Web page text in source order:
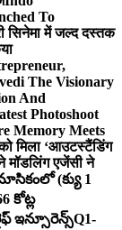
To
सिनेमा में जल्द दस्तक
The Visionary
And
Photoshoot
Memory Meets
को मिला ‘आउटस्टैंडिंग
मॉडलिंग एजेंसी ने
(క్యు 1
కోట్ల
ఇన్సూరెన్స్Q1-